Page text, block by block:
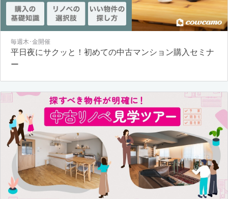
毎週木･金開催
平日夜にサクッと！初めての中古マンション購入セミナ
ー